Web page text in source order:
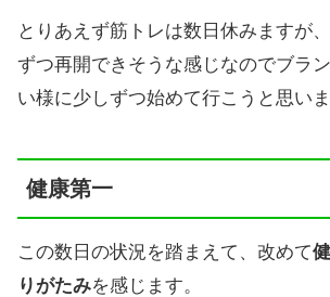
とりあえず筋トレは数日休みますが
ずつ再開できそうな感じなのでブラ
い様に少しずつ始めて行こうと思いま
健康第一
この数日の状況を踏まえて、改めて
りがたみを感じます。